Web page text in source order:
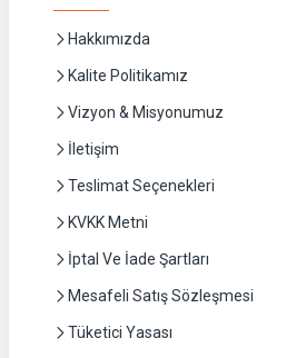
Hakkımızda
Kalite Politikamız
Vizyon & Misyonumuz
İletişim
Teslimat Seçenekleri
KVKK Metni
İptal Ve İade Şartları
Mesafeli Satış Sözleşmesi
Tüketici Yasası